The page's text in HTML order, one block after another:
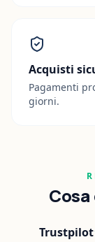
Acquisti
Pagamenti
giorni.
Trustpilot